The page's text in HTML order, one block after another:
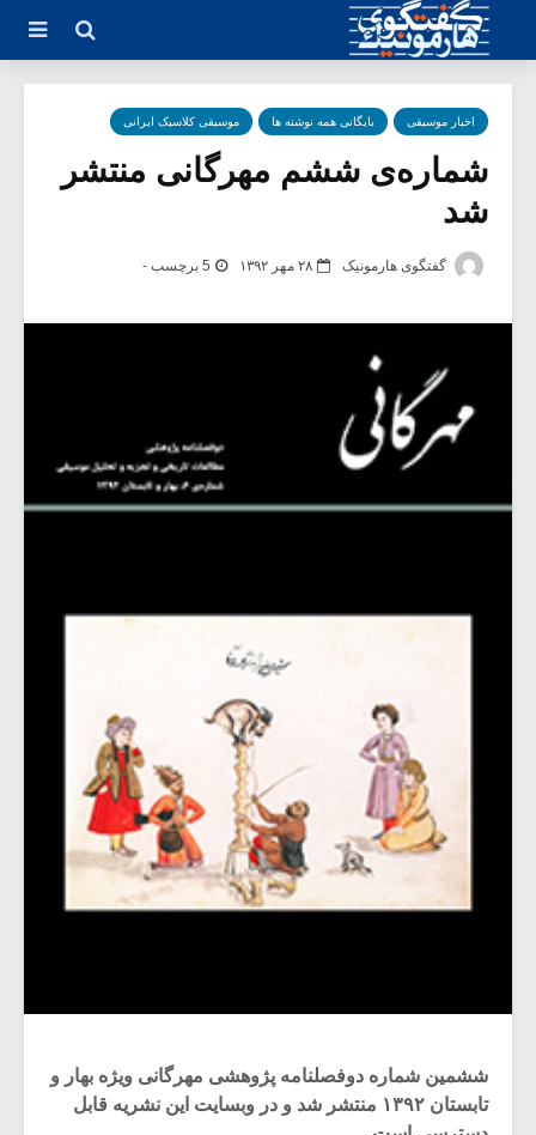
اخبار موسیقی بایگانی همه نوشته ها موسیقی کلاسیک ایرانی
شماره‌ی ششم مهرگانی منتشر
شد
گفتگوی هارمونیک ۲۸ مهر ۱۳۹۲ 5 برچسب -
ششمین شماره دوفصلنامه پژوهشی مهرگانی ویژه بهار و
تابستان ۱۳۹۲ منتشر شد و در وبسایت این نشریه قابل